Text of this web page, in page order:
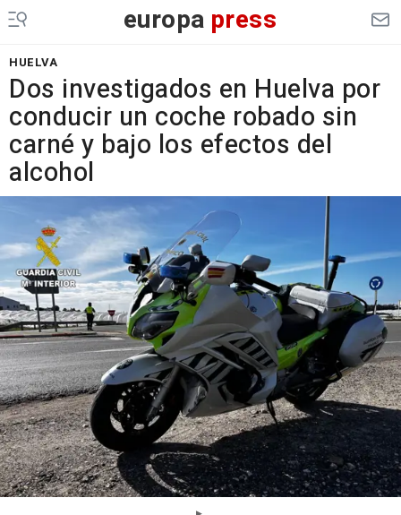
europa press
HUELVA
Dos investigados en Huelva por
conducir un coche robado sin
carné y bajo los efectos del
alcohol